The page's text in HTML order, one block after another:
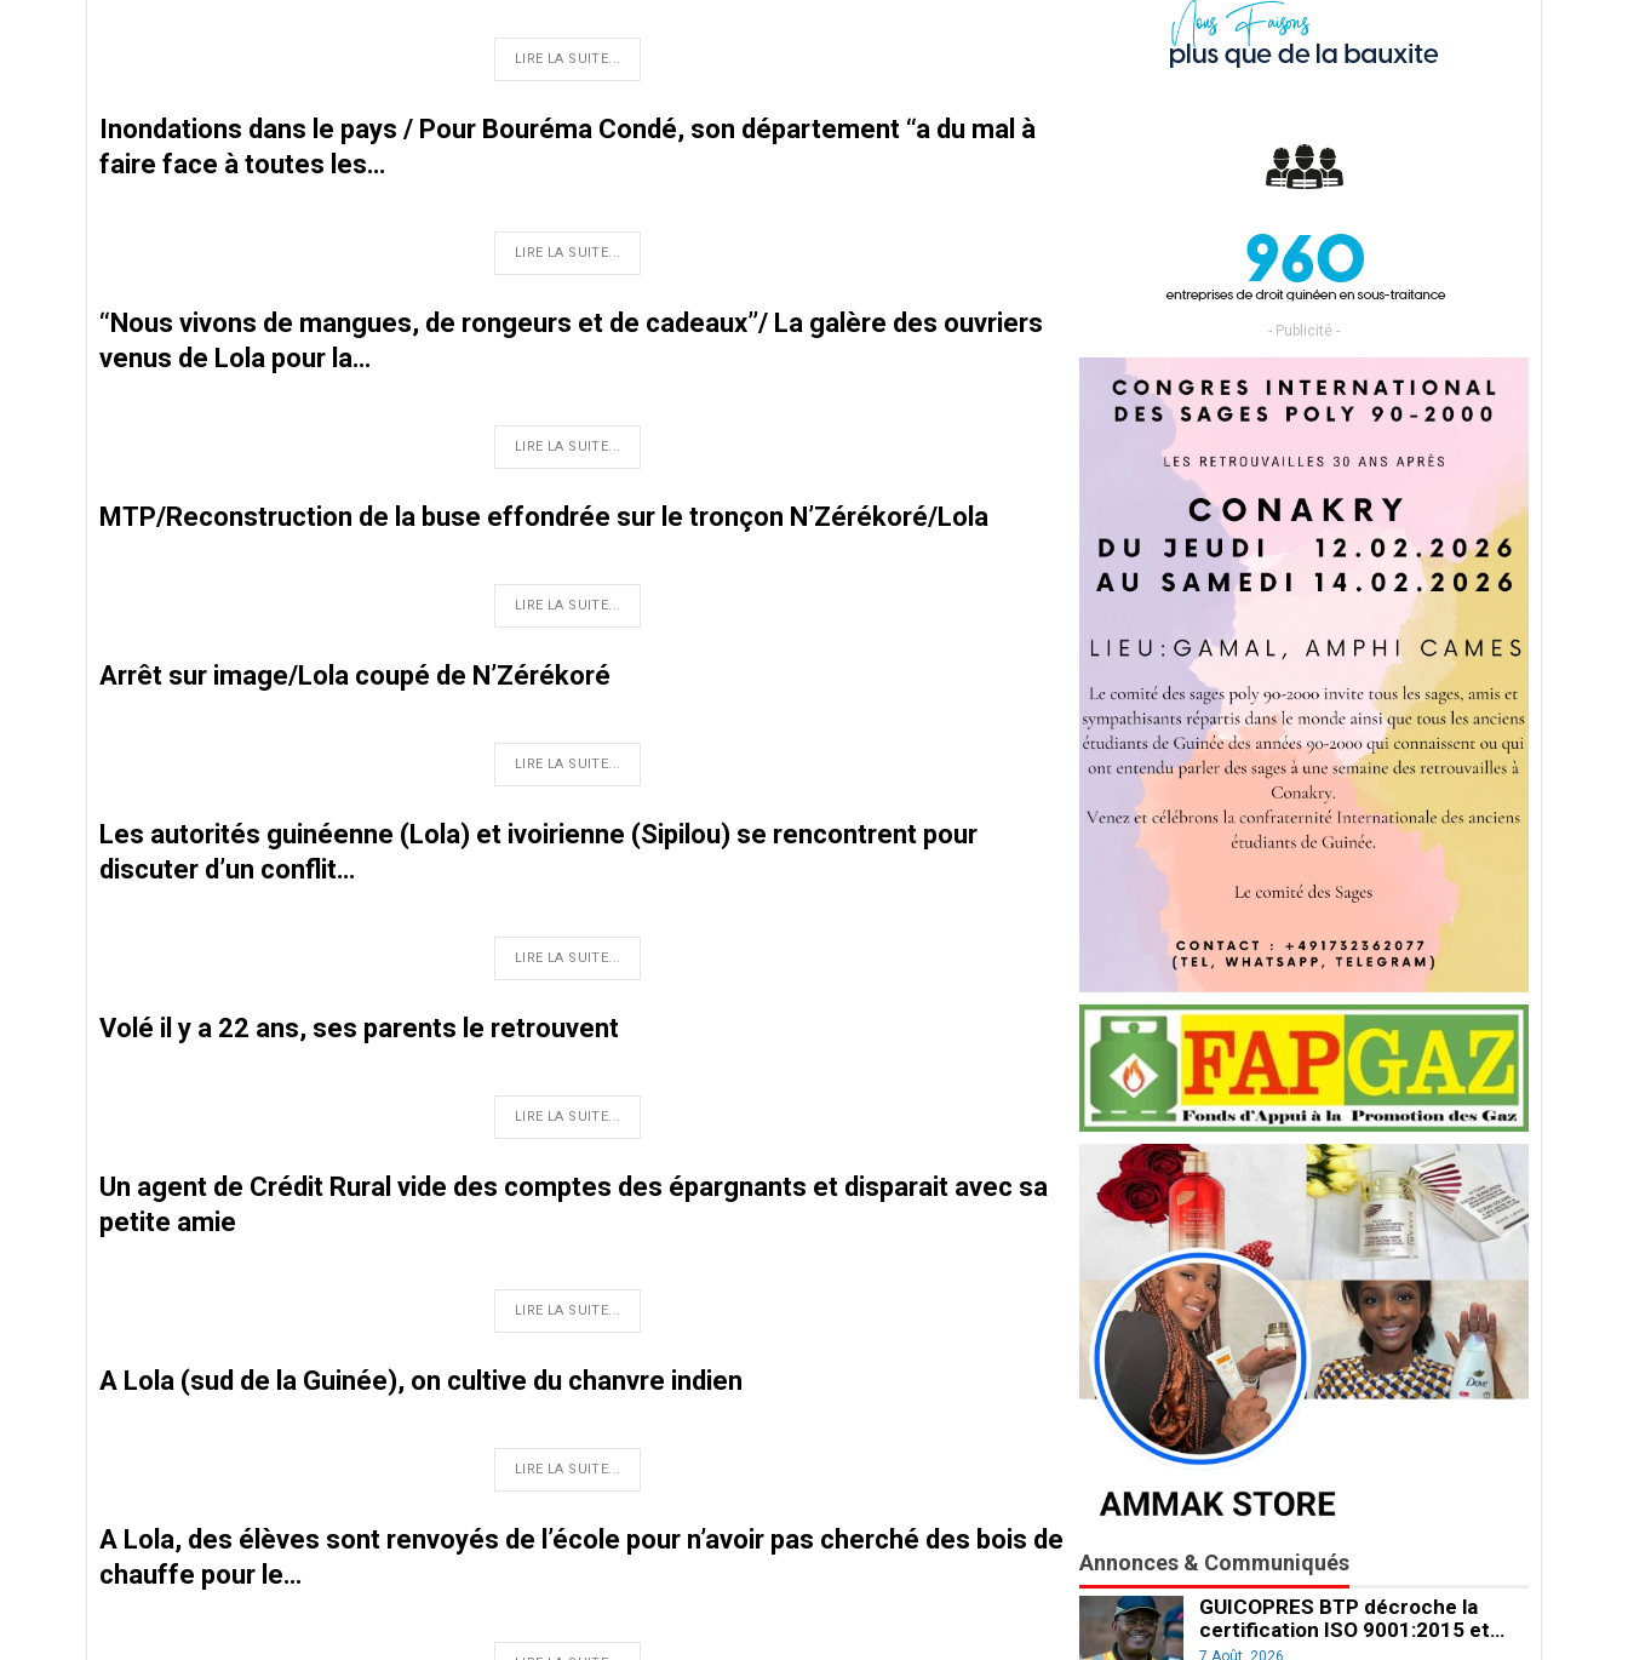
LIRE LA SUITE...
Inondations dans le pays / Pour Bouréma Condé, son département ‘‘a du mal à
faire face à toutes les…
LIRE LA SUITE...
‘‘Nous vivons de mangues, de rongeurs et de cadeaux’’/ La galère des ouvriers
venus de Lola pour la…
LIRE LA SUITE...
MTP/Reconstruction de la buse effondrée sur le tronçon N’Zérékoré/Lola
LIRE LA SUITE...
Arrêt sur image/Lola coupé de N’Zérékoré
LIRE LA SUITE...
Les autorités guinéenne (Lola) et ivoirienne (Sipilou) se rencontrent pour
discuter d’un conflit…
LIRE LA SUITE...
Volé il y a 22 ans, ses parents le retrouvent
LIRE LA SUITE...
Un agent de Crédit Rural vide des comptes des épargnants et disparait avec sa
petite amie
LIRE LA SUITE...
A Lola (sud de la Guinée), on cultive du chanvre indien
LIRE LA SUITE...
A Lola, des élèves sont renvoyés de l’école pour n’avoir pas cherché des bois de
chauffe pour le…
- Publicité -
Annonces & Communiqués
GUICOPRES BTP décroche la
certification ISO 9001:2015 et…